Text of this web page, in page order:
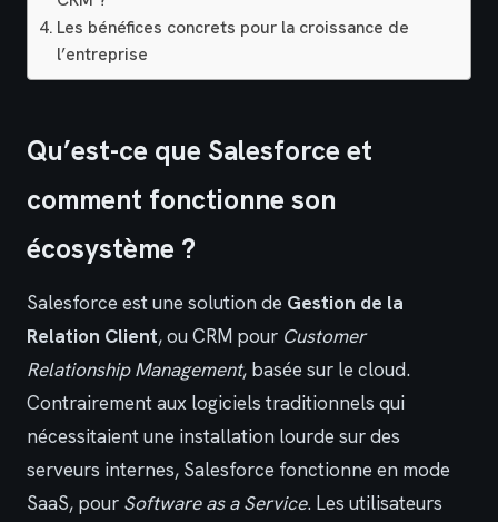
Les bénéfices concrets pour la croissance de
l’entreprise
Qu’est-ce que Salesforce et
comment fonctionne son
écosystème ?
Salesforce est une solution de Gestion de la
Relation Client, ou CRM pour Customer
Relationship Management, basée sur le cloud.
Contrairement aux logiciels traditionnels qui
nécessitaient une installation lourde sur des
serveurs internes, Salesforce fonctionne en mode
SaaS, pour Software as a Service. Les utilisateurs